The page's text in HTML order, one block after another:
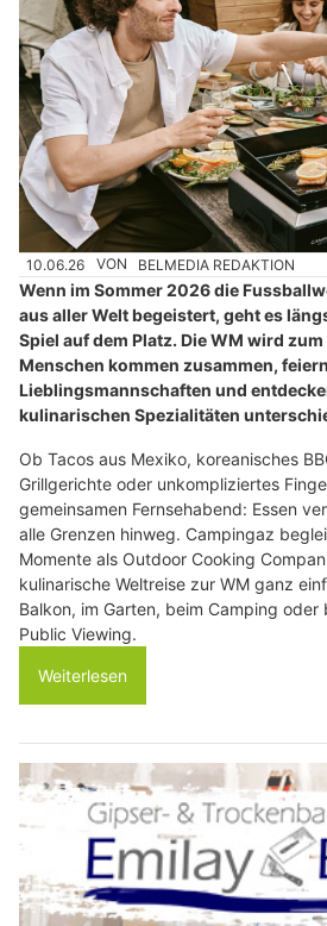
10.06.26 VON BELMEDIA REDAKTION
Wenn im Sommer 2026 die
aus aller Welt begeistert, geht es
Spiel auf dem Platz. Die WM wird
Menschen kommen zusammen,
Lieblingsmannschaften und
kulinarischen Spezialitäten
Ob Tacos aus Mexiko, koreanisches
Grillgerichte oder unkompliziertes
gemeinsamen Fernsehabend: Essen
alle Grenzen hinweg. Campingaz
Momente als Outdoor Cooking
kulinarische Weltreise zur WM ganz
Balkon, im Garten, beim Camping oder
Public Viewing.
Weiterlesen